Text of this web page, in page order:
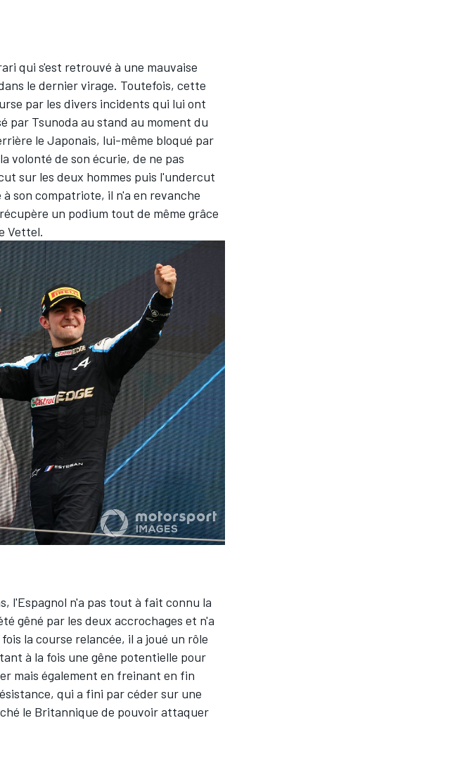
qui s'est retrouvé à une mauvaise
le dernier virage. Toutefois, cette
par les divers incidents qui lui ont
par Tsunoda au stand au moment du
le Japonais, lui-même bloqué par
volonté de son écurie, de ne pas
sur les deux hommes puis l'undercut
son compatriote, il n'a en revanche
un podium tout de même grâce
Vettel.
l'Espagnol n'a pas tout à fait connu la
gêné par les deux accrochages et n'a
la course relancée, il a joué un rôle
à la fois une gêne potentielle pour
mais également en freinant en fin
qui a fini par céder sur une
le Britannique de pouvoir attaquer